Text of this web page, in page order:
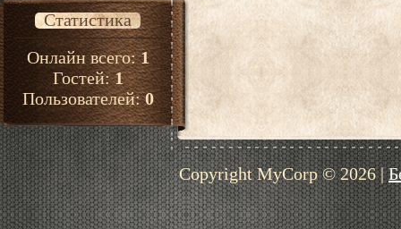
Статистика
Онлайн всего:1
Гостей:1
Пользователей:0
Copyright MyCorp © 2026|